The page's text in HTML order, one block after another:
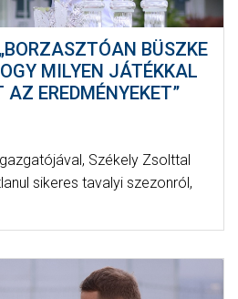
BÜSZKE
MILYEN JÁTÉKKAL
AZ EREDMÉNYEKET”
Székely Zsolttal
sikeres tavalyi szezonról,